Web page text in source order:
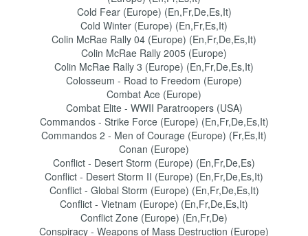
Cold Fear (Europe) (En,Fr,De,Es,It)
Cold Winter (Europe) (En,Fr,Es,It)
Colin McRae Rally 04 (Europe) (En,Fr,De,Es,It)
Colin McRae Rally 2005 (Europe)
Colin McRae Rally 3 (Europe) (En,Fr,De,Es,It)
Colosseum - Road to Freedom (Europe)
Combat Ace (Europe)
Combat Elite - WWII Paratroopers (USA)
Commandos - Strike Force (Europe) (En,Fr,De,Es,It)
Commandos 2 - Men of Courage (Europe) (Fr,Es,It)
Conan (Europe)
Conflict - Desert Storm (Europe) (En,Fr,De,Es)
Conflict - Desert Storm II (Europe) (En,Fr,De,Es,It)
Conflict - Global Storm (Europe) (En,Fr,De,Es,It)
Conflict - Vietnam (Europe) (En,Fr,De,Es,It)
Conflict Zone (Europe) (En,Fr,De)
Conspiracy - Weapons of Mass Destruction (Europe)